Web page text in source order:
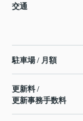
交通
駐車場 / 月額
更新料 /
更新事務手数料